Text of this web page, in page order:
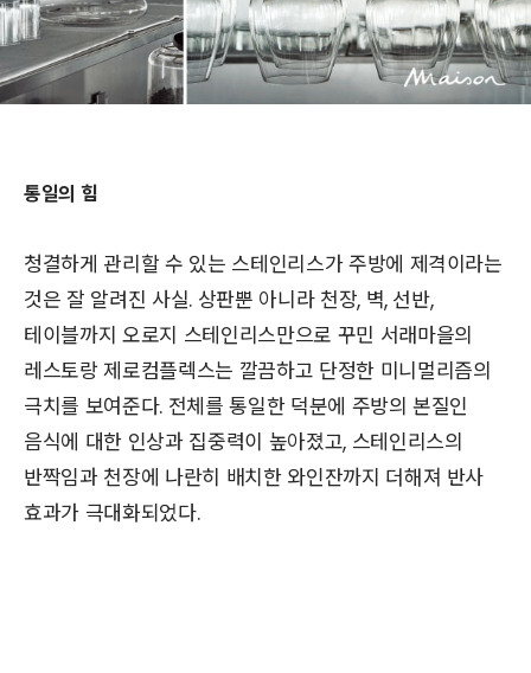
통일의 힘
청결하게 관리할 수 있는 스테인리스가 주방에 제격이라는
것은 잘 알려진 사실. 상판뿐 아니라 천장, 벽, 선반,
테이블까지 오로지 스테인리스만으로 꾸민 서래마을의
레스토랑 제로컴플렉스는 깔끔하고 단정한 미니멀리즘의
극치를 보여준다. 전체를 통일한 덕분에 주방의 본질인
음식에 대한 인상과 집중력이 높아졌고, 스테인리스의
반짝임과 천장에 나란히 배치한 와인잔까지 더해져 반사
효과가 극대화되었다.